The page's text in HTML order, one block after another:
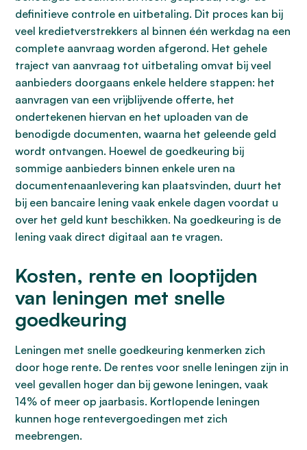
definitieve controle en uitbetaling. Dit proces kan bij
veel kredietverstrekkers al binnen één werkdag na een
complete aanvraag worden afgerond. Het gehele
traject van aanvraag tot uitbetaling omvat bij veel
aanbieders doorgaans enkele heldere stappen: het
aanvragen van een vrijblijvende offerte, het
ondertekenen hiervan en het uploaden van de
benodigde documenten, waarna het geleende geld
wordt ontvangen. Hoewel de goedkeuring bij
sommige aanbieders binnen enkele uren na
documentenaanlevering kan plaatsvinden, duurt het
bij een bancaire lening vaak enkele dagen voordat u
over het geld kunt beschikken. Na goedkeuring is de
lening vaak direct digitaal aan te vragen.
Kosten, rente en looptijden
van leningen met snelle
goedkeuring
Leningen met snelle goedkeuring kenmerken zich
door hoge rente. De rentes voor snelle leningen zijn in
veel gevallen hoger dan bij gewone leningen, vaak
14% of meer op jaarbasis. Kortlopende leningen
kunnen hoge rentevergoedingen met zich
meebrengen.